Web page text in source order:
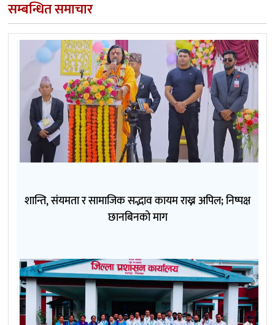
सम्बन्धित समाचार
शान्ति, संयमता र सामाजिक सद्भाव कायम राख्न अपिल; निष्पक्ष
छानबिनको माग